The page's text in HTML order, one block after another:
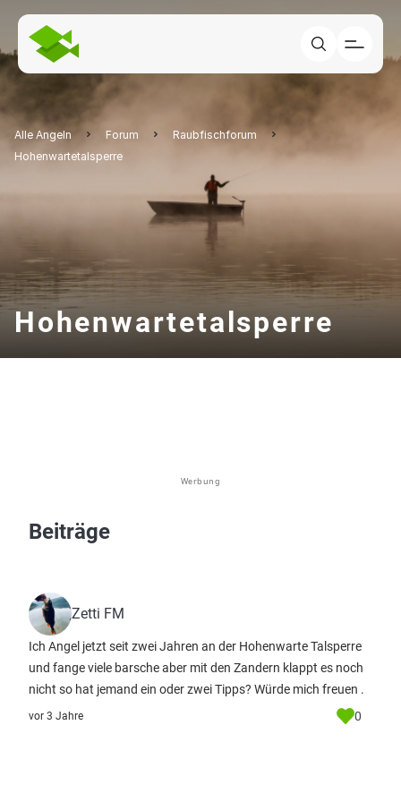
Alle Angeln Forum
Raubfischforum
Hohenwartetalsperre
Hohenwartetalsperre
Werbung
Beiträge
Zetti FM
Ich Angel jetzt seit zwei Jahren an der Hohenwarte Talsperre
und fange viele barsche aber mit den Zandern klappt es noch
nicht so hat jemand ein oder zwei Tipps? Würde mich freuen .
vor 3 Jahre 0